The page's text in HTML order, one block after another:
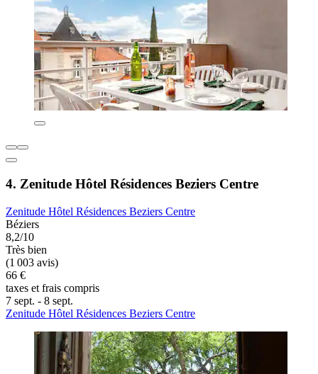
4. Zenitude Hôtel Résidences Beziers Centre
Zenitude Hôtel Résidences Beziers Centre
Béziers
8,2/10
Très bien
(1 003 avis)
66 €
taxes et frais compris
7 sept. - 8 sept.
Zenitude Hôtel Résidences Beziers Centre